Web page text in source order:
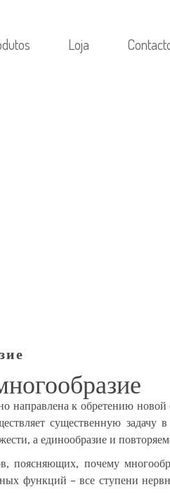
Loja
к обретению
существенную
а единообразие и
поясняющих, почему
функций – все ступени